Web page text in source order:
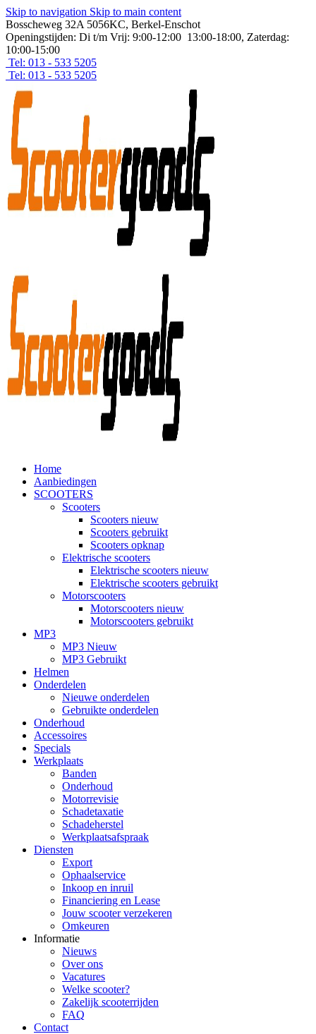
Skip to navigation Skip to main content
Bosscheweg 32A 5056KC, Berkel-Enschot
Openingstijden: Di t/m Vrij: 9:00-12:00 13:00-18:00, Zaterdag:
10:00-15:00
Tel: 013 - 533 5205
Tel: 013 - 533 5205
Home
Aanbiedingen
SCOOTERS
Scooters
Scooters nieuw
Scooters gebruikt
Scooters opknap
Elektrische scooters
Elektrische scooters nieuw
Elektrische scooters gebruikt
Motorscooters
Motorscooters nieuw
Motorscooters gebruikt
MP3
MP3 Nieuw
MP3 Gebruikt
Helmen
Onderdelen
Nieuwe onderdelen
Gebruikte onderdelen
Onderhoud
Accessoires
Specials
Werkplaats
Banden
Onderhoud
Motorrevisie
Schadetaxatie
Schadeherstel
Werkplaatsafspraak
Diensten
Export
Ophaalservice
Inkoop en inruil
Financiering en Lease
Jouw scooter verzekeren
Omkeuren
Informatie
Nieuws
Over ons
Vacatures
Welke scooter?
Zakelijk scooterrijden
FAQ
Contact